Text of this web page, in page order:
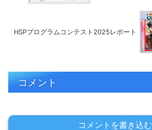
HSPプログラムコンテスト2025レポート
コメント
コメントを書き込む